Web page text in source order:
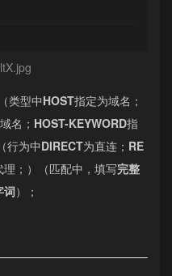
类型中HOST指定为域名；
名； HOST-KEYWORD指
行为中DIRECT为直连； RE
理；）（匹配中，填写完整
词）；